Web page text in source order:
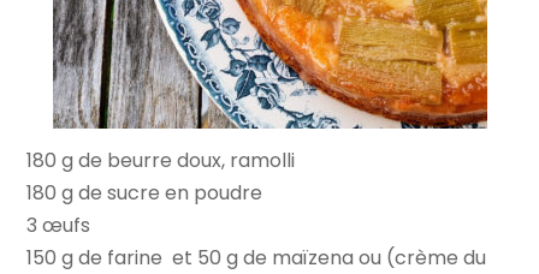
180 g de beurre doux, ramolli
180 g de sucre en poudre
3 œufs
150 g de farine et 50 g de maïzena ou (crème du